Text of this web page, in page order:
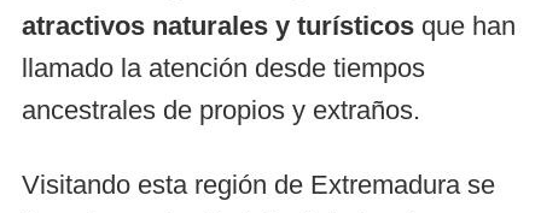
atractivos naturales y turísticos que han
llamado la atención desde tiempos
ancestrales de propios y extraños.
Visitando esta región de Extremadura se